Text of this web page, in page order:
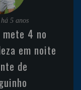
há 5 anos
mete 4 no
em noite
de